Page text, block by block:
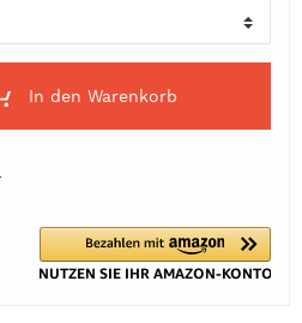
In den Warenkorb